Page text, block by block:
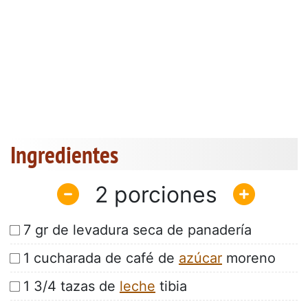
Ingredientes
2
7 gr de levadura seca de panadería
1 cucharada de café de azúcar moreno
1 3/4 tazas de leche tibia